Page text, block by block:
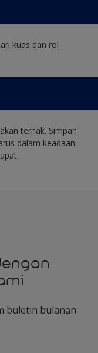
kuas dan rol
ternak. Simpan
dalam keadaan
buletin bulanan